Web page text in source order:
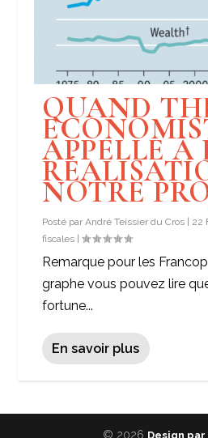
QUAND
APPELLE À
NOTRE
Posté parAndré Teissier du Cros | 22
fiscales |
Remarque pour les
graphe vous pouvez lire
fortune...
En savoir plus
© 2026 Design